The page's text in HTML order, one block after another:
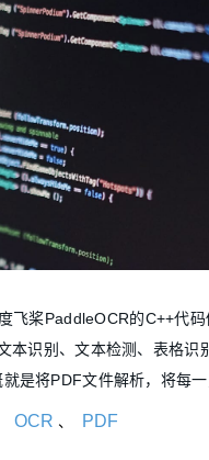
飞桨PaddleOCR的C++代
本识别、文本检测、表格识
是将PDF文件解析，将每
的效果，供相关用户使用
OCR 、 PDF